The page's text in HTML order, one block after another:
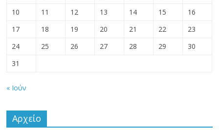
10
11 12 13 14 15
16
17
18 19 20 21 22
23
24
25 26 27 28 29
30
31
« Ιούν
Αρχείο